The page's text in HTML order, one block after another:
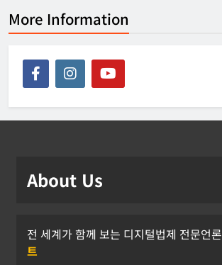
More Information
About Us
전 세계가 함께 보는 디지털법제 전문언론
트